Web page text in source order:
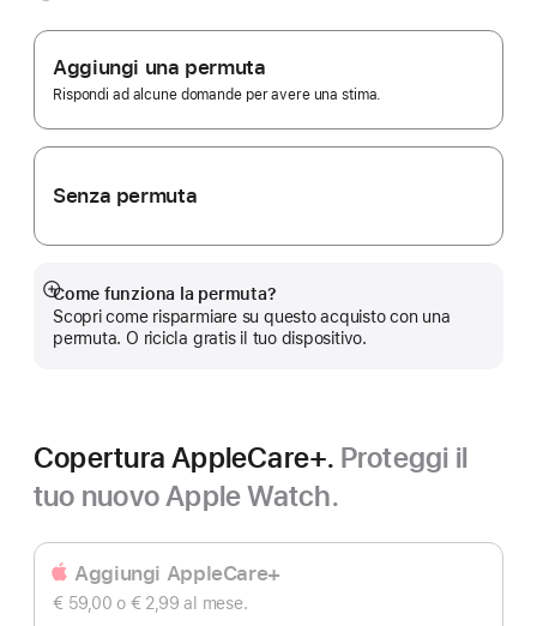
Apple Trade In.
Aggiungi una permuta
Rispondi ad alcune domande per avere una stima.
Senza permuta
Come funziona la permuta?
Scopri come risparmiare su questo acquisto con una
permuta. O ricicla gratis il tuo dispositivo.
Mostra
di
più
Copertura AppleCare+. Proteggi il
tuo nuovo Apple Watch.
Aggiungi AppleCare+
€ 59,00 o € 2,99 al mese.